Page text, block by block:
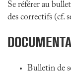
Se référer au
des correctifs (cf.
Bulletin de